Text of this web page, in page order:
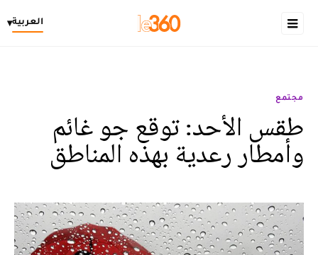
العربية▾
مجتمع
طقس الأحد: توقع جو غائم
وأمطار رعدية بهذه المناطق